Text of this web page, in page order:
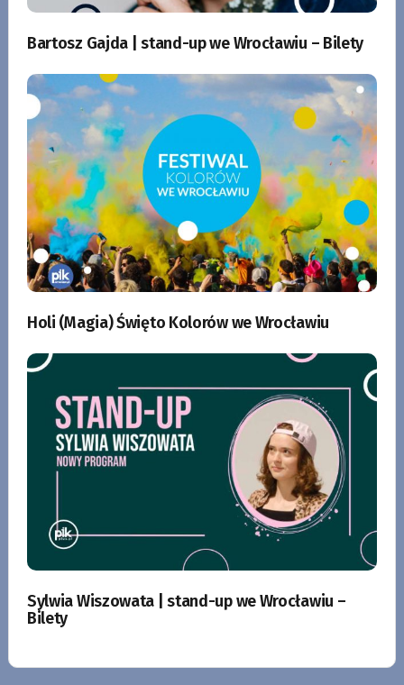
Bartosz Gajda | stand-up we Wrocławiu – Bilety
Holi (Magia) Święto Kolorów we Wrocławiu
Sylwia Wiszowata | stand-up we Wrocławiu –
Bilety